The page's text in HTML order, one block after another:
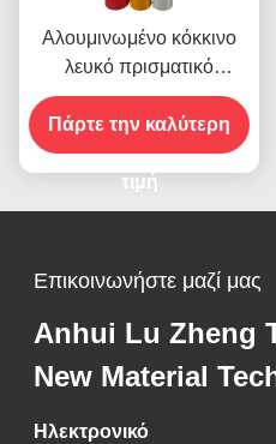
Αλουμινωμένο κόκκινο
λευκό πρισματικό
ανακλαστικό φύλλο
βινύλιο υψηλής έντασης
Πάρτε την καλύτερη
τιμή
Επικοινωνήστε μαζί μας
Anhui Lu Zheng
New Material
Ηλεκτρονικό